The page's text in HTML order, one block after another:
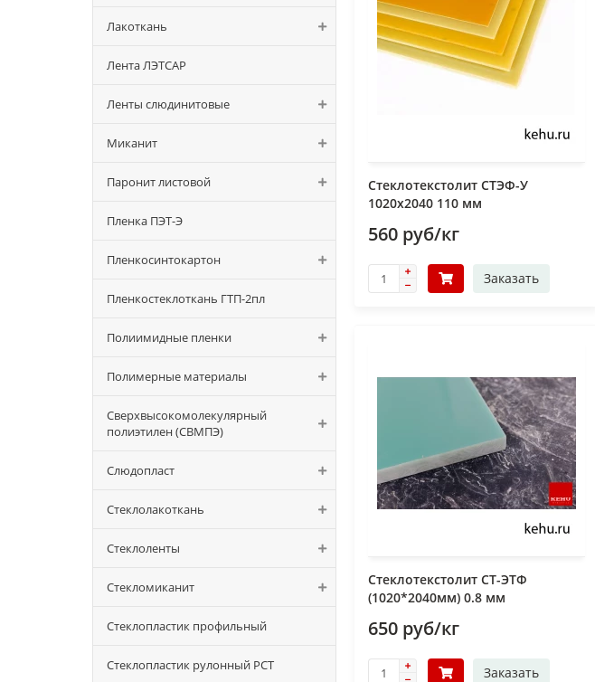
Лакоткань
Лента ЛЭТСАР
Ленты слюдинитовые
Миканит
Паронит листовой
Пленка ПЭТ-Э
Пленкосинтокартон
Пленкостеклоткань ГТП-2пл
Полиимидные пленки
Полимерные материалы
Сверхвысокомолекулярный
полиэтилен (СВМПЭ)
Слюдопласт
Стеклолакоткань
Стеклоленты
Стекломиканит
Стеклопластик профильный
Стеклопластик рулонный РСТ
Стеклотекстолит СТЭФ-У
1020х2040 110 мм
560 руб/кг
Заказать
Стеклотекстолит СТ-ЭТФ
(1020*2040мм) 0.8 мм
650 руб/кг
Заказать